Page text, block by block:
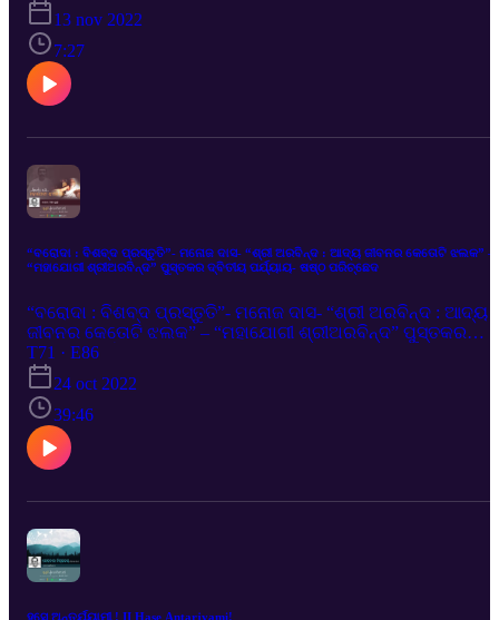
13 nov 2022
7:27
“ବରୋଦା : ବିଶବ୍ଦ ପ୍ରସ୍ତୁତି”- ମନୋଜ ଦାସ- “ଶ୍ରୀ ଅରବିନ୍ଦ : ଆଦ୍ୟ ଜୀବନର କେତୋଟି ଝଲକ” –
“ମହାଯୋଗୀ ଶ୍ରୀଅରବିନ୍ଦ” ପୁସ୍ତକର ଦ୍ବିତୀୟ ପର୍ଯ୍ୟାୟ- ଷଷ୍ଠ ପରିଚ୍ଛେଦ
“ବରୋଦା : ବିଶବ୍ଦ ପ୍ରସ୍ତୁତି”- ମନୋଜ ଦାସ- “ଶ୍ରୀ ଅରବିନ୍ଦ : ଆଦ୍ୟ
ଜୀବନର କେତୋଟି ଝଲକ” – “ମହାଯୋଗୀ ଶ୍ରୀଅରବିନ୍ଦ” ପୁସ୍ତକର
ଦ୍ବିତୀୟ ପର୍ଯ୍ୟାୟ- ଷଷ୍ଠ ପରିଚ୍ଛେଦ
T71 · E86
24 oct 2022
39:46
ହସେ ଅନ୍ତର୍ଯ୍ୟାମୀ ! II Hase Antarjyami!